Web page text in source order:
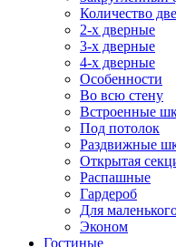
Количество
2-х дверные
3-х дверные
4-х дверные
Особенности
Во всю стену
Встроенные
Под потолок
Раздвижные
Открытая
Распашные
Гардероб
Для
Эконом
Гостиные